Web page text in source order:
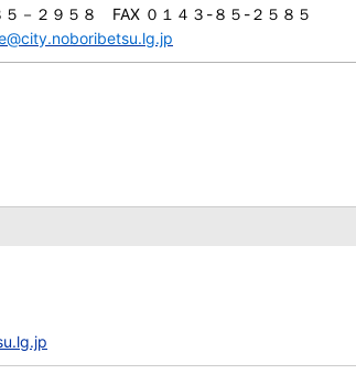
５－２９５８ FAX ０１４３-８５-２５８５